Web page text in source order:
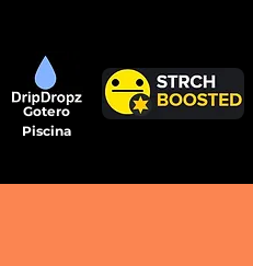
Gotero
Piscina